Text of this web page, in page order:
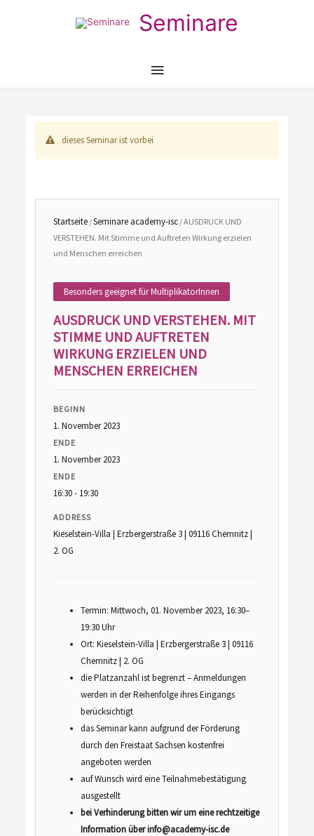
Seminare
Hauptmenü
dieses Seminar ist vorbei
Startseite /Seminare academy-isc / AUSDRUCK UND
VERSTEHEN. Mit Stimme und Auftreten Wirkung erzielen
und Menschen erreichen
Besonders geeignet für MultiplikatorInnen
AUSDRUCK UND VERSTEHEN. MIT
STIMME UND AUFTRETEN
WIRKUNG ERZIELEN UND
MENSCHEN ERREICHEN
BEGINN
1. November 2023
ENDE
1. November 2023
ENDE
16:30 - 19:30
ADDRESS
Kieselstein-Villa | Erzbergerstraße 3 | 09116 Chemnitz |
2. OG
Termin: Mittwoch, 01. November 2023, 16:30–
19:30 Uhr
Ort: Kieselstein-Villa | Erzbergerstraße 3 | 09116
Chemnitz | 2. OG
die Platzanzahl ist begrenzt – Anmeldungen
werden in der Reihenfolge ihres Eingangs
berücksichtigt
das Seminar kann aufgrund der Förderung
durch den Freistaat Sachsen kostenfrei
angeboten werden
auf Wunsch wird eine Teilnahmebestätigung
ausgestellt
bei Verhinderung bitten wir um eine rechtzeitige
Information über info@academy-isc.de